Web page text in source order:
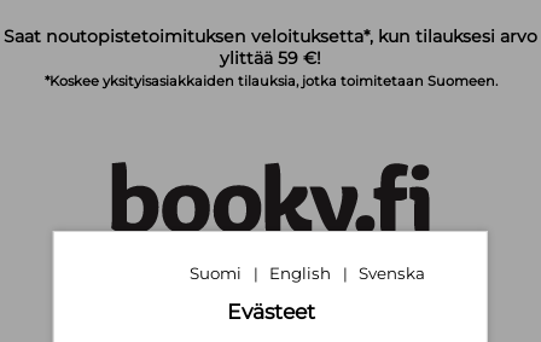
Saat noutopistetoimituksen veloituksetta*, kun tilauksesi arvo
ylittää 59 €!
*Koskee yksityisasiakkaiden tilauksia, jotka toimitetaan Suomeen.
Suomi | English | Svenska
Evästeet